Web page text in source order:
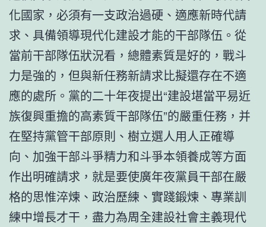
化國家，必須有一支政治過硬、適應新時代請
求、具備領導現代化建設才能的干部隊伍。從
當前干部隊伍狀況看，總體素質是好的，戰斗
力是強的，但與新任務新請求比擬還存在不適
應的處所。黨的二十年夜提出“建設堪當平易近
族復興重擔的高素質干部隊伍”的嚴重任務，并
在堅持黨管干部原則、樹立選人用人正確導
向、加強干部斗爭精力和斗爭本領養成等方面
作出明確請求，就是要使廣年夜黨員干部在嚴
格的思惟淬煉、政治歷練、實踐鍛煉、專業訓
練中增長才干，盡力為周全建設社會主義現代